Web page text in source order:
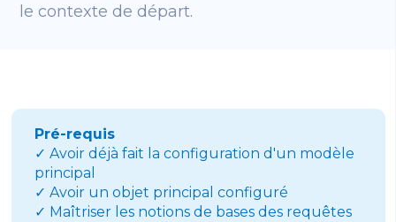
le contexte de départ.
Pré-requis
✓ Avoir déjà fait la configuration d'un modèle
principal
✓ Avoir un objet principal configuré
✓ Maîtriser les notions de bases des requêtes